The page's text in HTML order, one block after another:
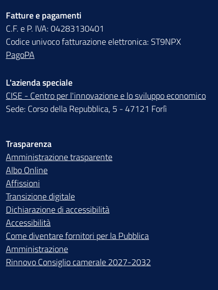
Fatture e pagamenti
C.F. e P. IVA: 04283130401
Codice univoco fatturazione elettronica: ST9NPX
PagoPA
L'azienda speciale
CISE - Centro per l'innovazione e lo sviluppo economico
Sede: Corso della Repubblica, 5 - 47121 Forlì
Trasparenza
Amministrazione trasparente
Albo Online
Affissioni
Transizione digitale
Dichiarazione di accessibilità
Accessibilità
Come diventare fornitori per la Pubblica
Amministrazione
Rinnovo Consiglio camerale 2027-2032